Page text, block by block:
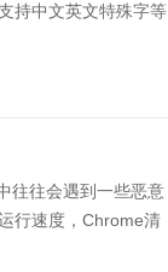
持中文英文特殊字等
往往会遇到一些恶意
行速度，Chrome清